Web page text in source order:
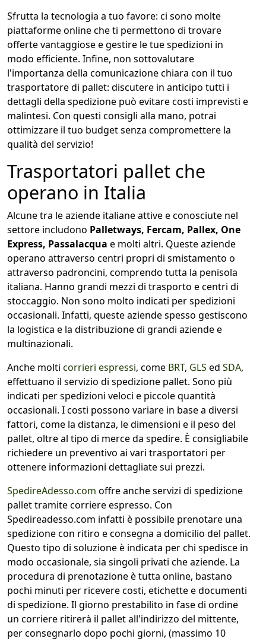
Sfrutta la tecnologia a tuo favore: ci sono molte
piattaforme online che ti permettono di trovare
offerte vantaggiose e gestire le tue spedizioni in
modo efficiente. Infine, non sottovalutare
l'importanza della comunicazione chiara con il tuo
trasportatore di pallet: discutere in anticipo tutti i
dettagli della spedizione può evitare costi imprevisti e
malintesi. Con questi consigli alla mano, potrai
ottimizzare il tuo budget senza compromettere la
qualità del servizio!
Trasportatori pallet che
operano in Italia
Alcune tra le aziende italiane attive e conosciute nel
settore includono Palletways, Fercam, Pallex, One
Express, Passalacqua e molti altri. Queste aziende
operano attraverso centri propri di smistamento o
attraverso padroncini, comprendo tutta la penisola
italiana. Hanno grandi mezzi di trasporto e centri di
stoccaggio. Non sono molto indicati per spedizioni
occasionali. Infatti, queste aziende spesso gestiscono
la logistica e la distribuzione di grandi aziende e
multinazionali.
Anche molti corrieri espressi, come BRT, GLS ed SDA,
effettuano il servizio di spedizione pallet. Sono più
indicati per spedizioni veloci e piccole quantità
occasionali. I costi possono variare in base a diversi
fattori, come la distanza, le dimensioni e il peso del
pallet, oltre al tipo di merce da spedire. È consigliabile
richiedere un preventivo ai vari trasportatori per
ottenere informazioni dettagliate sui prezzi.
SpedireAdesso.com offre anche servizi di spedizione
pallet tramite corriere espresso. Con
Spedireadesso.com infatti è possibile prenotare una
spedizione con ritiro e consegna a domicilio del pallet.
Questo tipo di soluzione è indicata per chi spedisce in
modo occasionale, sia singoli privati che aziende. La
procedura di prenotazione è tutta online, bastano
pochi minuti per ricevere costi, etichette e documenti
di spedizione. Il giorno prestabilito in fase di ordine
un corriere ritirerà il pallet all'indirizzo del mittente,
per consegnarlo dopo pochi giorni, (massimo 10